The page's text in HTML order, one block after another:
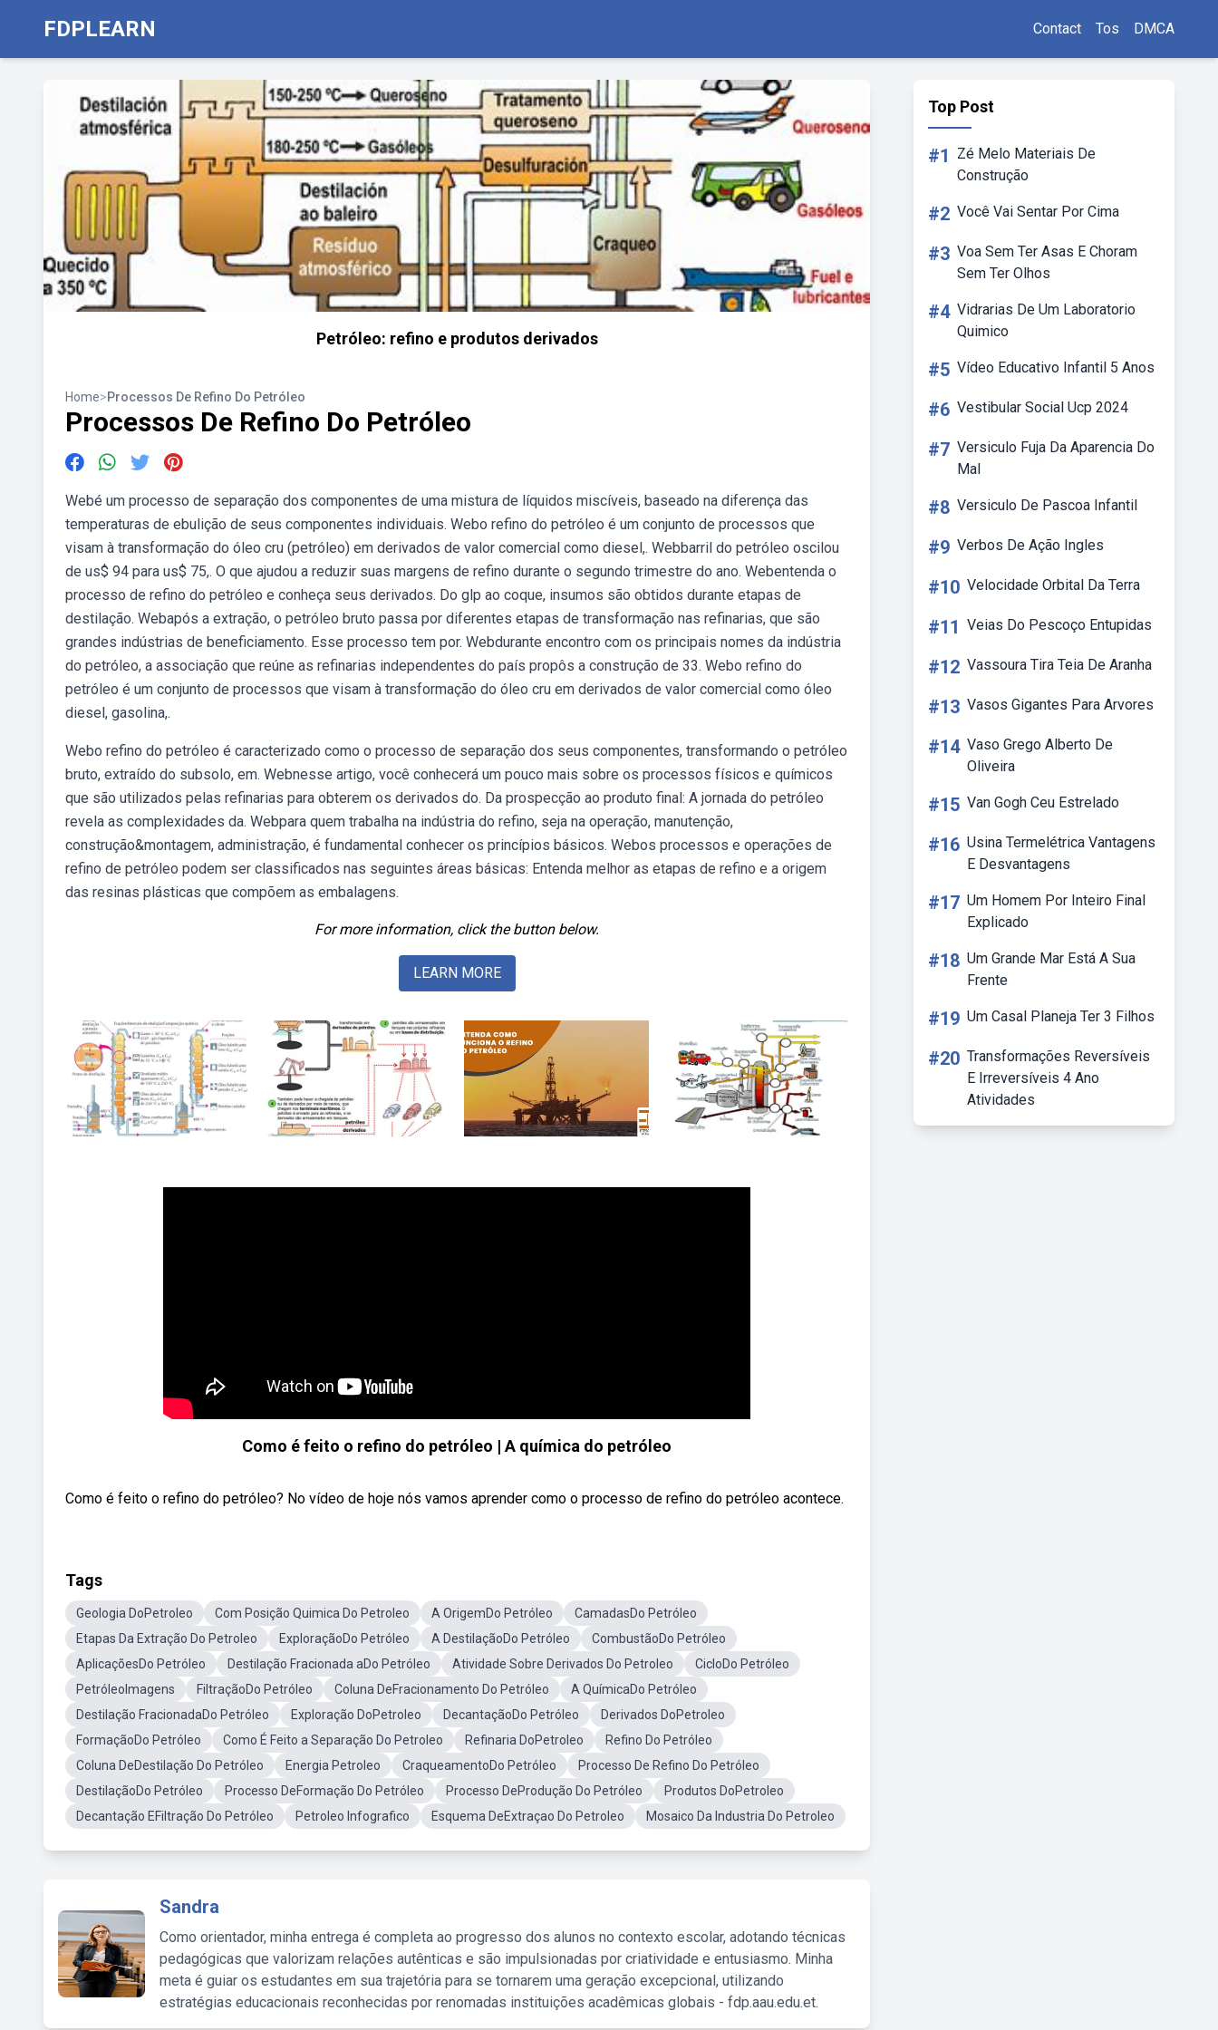
FDPLEARN Contact Tos DMCA
Petróleo: refino e produtos derivados
Home>Processos De Refino Do Petróleo
Processos De Refino Do Petróleo
Webé um processo de separação dos componentes de uma mistura de líquidos miscíveis, baseado na diferença das
temperaturas de ebulição de seus componentes individuais. Webo refino do petróleo é um conjunto de processos que
visam à transformação do óleo cru (petróleo) em derivados de valor comercial como diesel,. Webbarril do petróleo oscilou
de us$ 94 para us$ 75,. O que ajudou a reduzir suas margens de refino durante o segundo trimestre do ano. Webentenda o
processo de refino do petróleo e conheça seus derivados. Do glp ao coque, insumos são obtidos durante etapas de
destilação. Webapós a extração, o petróleo bruto passa por diferentes etapas de transformação nas refinarias, que são
grandes indústrias de beneficiamento. Esse processo tem por. Webdurante encontro com os principais nomes da indústria
do petróleo, a associação que reúne as refinarias independentes do país propôs a construção de 33. Webo refino do
petróleo é um conjunto de processos que visam à transformação do óleo cru em derivados de valor comercial como óleo
diesel, gasolina,.
Webo refino do petróleo é caracterizado como o processo de separação dos seus componentes, transformando o petróleo
bruto, extraído do subsolo, em. Webnesse artigo, você conhecerá um pouco mais sobre os processos físicos e químicos
que são utilizados pelas refinarias para obterem os derivados do. Da prospecção ao produto final: A jornada do petróleo
revela as complexidades da. Webpara quem trabalha na indústria do refino, seja na operação, manutenção,
construção&montagem, administração, é fundamental conhecer os princípios básicos. Webos processos e operações de
refino de petróleo podem ser classificados nas seguintes áreas básicas: Entenda melhor as etapas de refino e a origem
das resinas plásticas que compõem as embalagens.
For more information, click the button below.
LEARN MORE
Como é feito o refino do petróleo | A química do petróleo
Como é feito o refino do petróleo? No vídeo de hoje nós vamos aprender como o processo de refino do petróleo acontece.
Tags
Geologia DoPetroleo Com Posição Quimica Do Petroleo A OrigemDo Petróleo
CamadasDo Petróleo
Etapas Da Extração Do Petroleo
ExploraçãoDo Petróleo A DestilaçãoDo Petróleo
CombustãoDo Petróleo
AplicaçõesDo Petróleo
Destilação Fracionada aDo Petróleo Atividade Sobre Derivados Do Petroleo
CicloDo Petróleo
PetróleoImagens
FiltraçãoDo Petróleo Coluna DeFracionamento Do Petróleo
A QuímicaDo Petróleo
Destilação FracionadaDo Petróleo
Exploração DoPetroleo DecantaçãoDo Petróleo
Derivados DoPetroleo
FormaçãoDo Petróleo
Como É Feito a Separação Do Petroleo Refinaria DoPetroleo
Refino Do Petróleo
Coluna DeDestilação Do Petróleo
Energia Petroleo CraqueamentoDo Petróleo
Processo De Refino Do Petróleo
DestilaçãoDo Petróleo
Processo DeFormação Do Petróleo Processo DeProdução Do Petróleo
Produtos DoPetroleo
Decantação EFiltração Do Petróleo
Petroleo Infografico Esquema DeExtraçao Do Petroleo Mosaico Da Industria Do Petroleo
Sandra
Como orientador, minha entrega é completa ao progresso dos alunos no contexto escolar, adotando técnicas
pedagógicas que valorizam relações autênticas e são impulsionadas por criatividade e entusiasmo. Minha
meta é guiar os estudantes em sua trajetória para se tornarem uma geração excepcional, utilizando
estratégias educacionais reconhecidas por renomadas instituições acadêmicas globais - fdp.aau.edu.et.
Top Post
#1
Zé Melo Materiais De
Construção
#2 Você Vai Sentar Por Cima
#3 Voa Sem Ter Asas E Choram
Sem Ter Olhos
#4 Vidrarias De Um Laboratorio
Quimico
#5 Vídeo Educativo Infantil 5 Anos
#6 Vestibular Social Ucp 2024
#7 Versiculo Fuja Da Aparencia Do
Mal
#8 Versiculo De Pascoa Infantil
#9 Verbos De Ação Ingles
#10 Velocidade Orbital Da Terra
#11 Veias Do Pescoço Entupidas
#12 Vassoura Tira Teia De Aranha
#13 Vasos Gigantes Para Arvores
#14 Vaso Grego Alberto De
Oliveira
#15 Van Gogh Ceu Estrelado
#16 Usina Termelétrica Vantagens
E Desvantagens
#17 Um Homem Por Inteiro Final
Explicado
#18 Um Grande Mar Está A Sua
Frente
#19 Um Casal Planeja Ter 3 Filhos
#20 Transformações Reversíveis
E Irreversíveis 4 Ano
Atividades